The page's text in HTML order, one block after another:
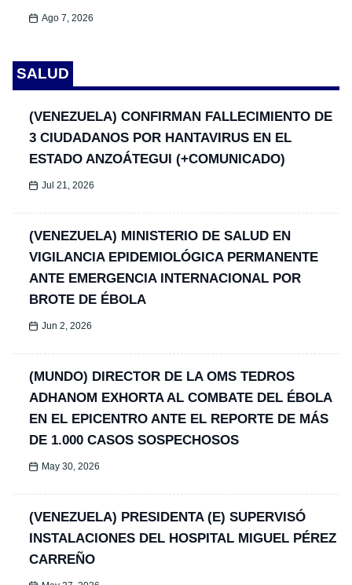
Ago 7, 2026
SALUD
(VENEZUELA) CONFIRMAN FALLECIMIENTO DE
3 CIUDADANOS POR HANTAVIRUS EN EL
ESTADO ANZOÁTEGUI (+COMUNICADO)
Jul 21, 2026
(VENEZUELA) MINISTERIO DE SALUD EN
VIGILANCIA EPIDEMIOLÓGICA PERMANENTE
ANTE EMERGENCIA INTERNACIONAL POR
BROTE DE ÉBOLA
Jun 2, 2026
(MUNDO) DIRECTOR DE LA OMS TEDROS
ADHANOM EXHORTA AL COMBATE DEL ÉBOLA
EN EL EPICENTRO ANTE EL REPORTE DE MÁS
DE 1.000 CASOS SOSPECHOSOS
May 30, 2026
(VENEZUELA) PRESIDENTA (E) SUPERVISÓ
INSTALACIONES DEL HOSPITAL MIGUEL PÉREZ
CARREÑO